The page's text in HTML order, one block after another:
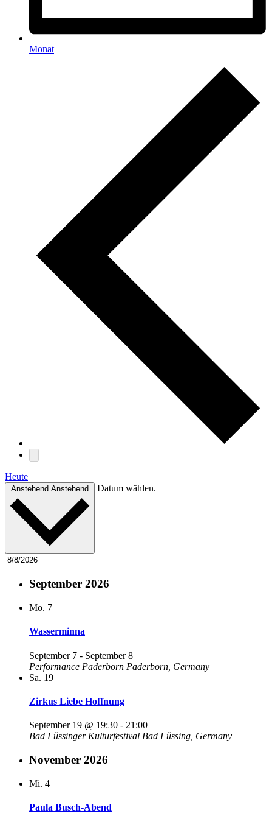
Monat
Heute
Anstehend Anstehend Datum wählen.
September 2026
Mo. 7
Wasserminna
September 7 - September 8
Performance Paderborn Paderborn, Germany
Sa. 19
Zirkus Liebe Hoffnung
September 19 @ 19:30 - 21:00
Bad Füssinger Kulturfestival Bad Füssing, Germany
November 2026
Mi. 4
Paula Busch-Abend